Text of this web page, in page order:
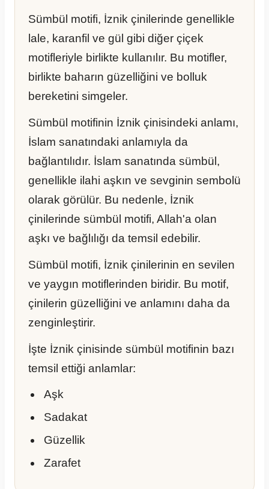
Sümbül motifi, İznik çinilerinde genellikle
lale, karanfil ve gül gibi diğer çiçek
motifleriyle birlikte kullanılır. Bu motifler,
birlikte baharın güzelliğini ve bolluk
bereketini simgeler.
Sümbül motifinin İznik çinisindeki anlamı,
İslam sanatındaki anlamıyla da
bağlantılıdır. İslam sanatında sümbül,
genellikle ilahi aşkın ve sevginin sembolü
olarak görülür. Bu nedenle, İznik
çinilerinde sümbül motifi, Allah'a olan
aşkı ve bağlılığı da temsil edebilir.
Sümbül motifi, İznik çinilerinin en sevilen
ve yaygın motiflerinden biridir. Bu motif,
çinilerin güzelliğini ve anlamını daha da
zenginleştirir.
İşte İznik çinisinde sümbül motifinin bazı
temsil ettiği anlamlar:
Aşk
Sadakat
Güzellik
Zarafet